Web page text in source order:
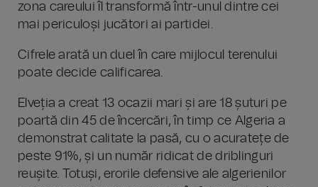
zona careului îl transformă într-unul dintre cei
mai periculoși jucători ai partidei.
Cifrele arată un duel în care mijlocul terenului
poate decide calificarea.
Elveția a creat 13 ocazii mari și are 18 șuturi pe
poartă din 45 de încercări, în timp ce Algeria a
demonstrat calitate la pasă, cu o acuratețe de
peste 91%, și un număr ridicat de driblinguri
reușite. Totuși, erorile defensive ale algerienilor